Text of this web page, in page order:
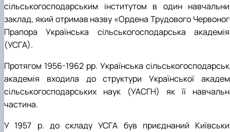
сільськогосподарським інститутом в один
заклад, який отримав назву «Ордена Трудового
Прапора Українська сільськогосподарська
(УСГА).
Протягом 1956-1962 рр. Українська
академія входила до структури Української
сільськогосподарських наук (УАСГН) як її
частина.
У 1957 р. до складу УСГА був приєднаний